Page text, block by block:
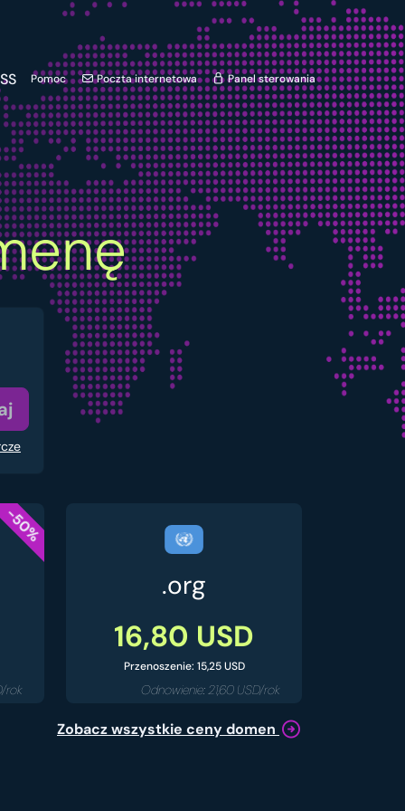
Pomoc Poczta internetowa Panel sterowania
-50%
rok
.org
16,80 USD
Przenoszenie: 15,25 USD
Odnowienie: 21,60 USD/rok
Zobacz wszystkie ceny domen